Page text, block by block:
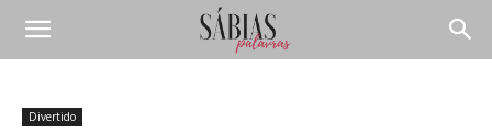
Divertido